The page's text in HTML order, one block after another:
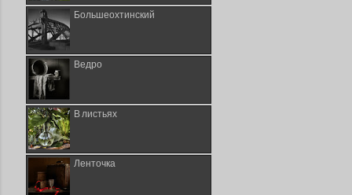
Большеохтинский
Ведро
В листьях
Ленточка